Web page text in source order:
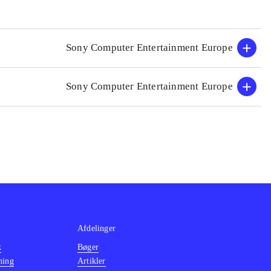
Sony Computer Entertainment Europe
Sony Computer Entertainment Europe
Afdelinger
Bøger
Artikler